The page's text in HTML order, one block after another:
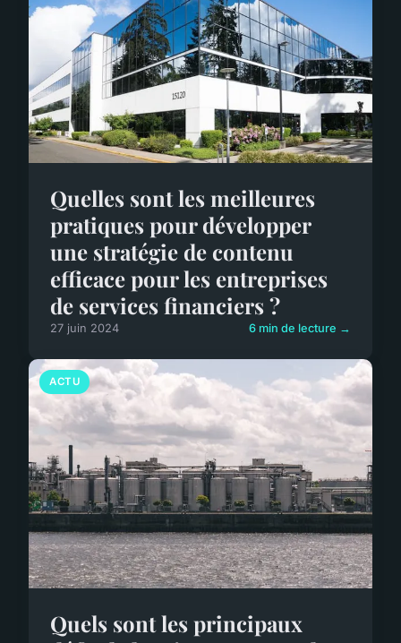
Quelles sont les meilleures
pratiques pour développer
une stratégie de contenu
efficace pour les entreprises
de services financiers ?
27 juin 2024 6 min de lecture →
ACTU
Quels sont les principaux